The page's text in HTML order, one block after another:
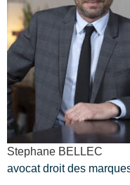
Stephane BELLEC
avocat droit des